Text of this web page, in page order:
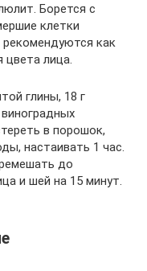
Борется с
клетки
как
цвета лица.
глины, 18 г
в порошок,
настаивать 1 час.
до
и шей на 15 минут.